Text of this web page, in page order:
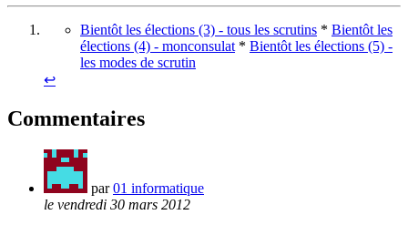
Bientôt les élections (3) - tous les scrutins * Bientôt les
élections (4) - monconsulat * Bientôt les élections (5) -
les modes de scrutin
↩︎
Commentaires
par01 informatique
le vendredi 30 mars 2012